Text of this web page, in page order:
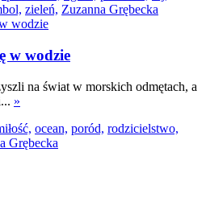
zieleń, Zuzanna Grębecka
w wodzie
na świat w morskich odmętach, a
»
ocean, poród, rodzicielstwo,
Grębecka